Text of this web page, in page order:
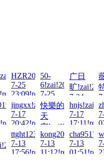
HZR20081223!zai!2026-
7-25
23:09!read!
50-
6!zai!2026-
7-25
07:59!read!
广日
旷
7-24
jingxx!zai!2026-
7-17
20:42!read!
快樂的
天
空!zai!2026-
7-17
20:11!read!
7-17
ttght123456!zai!2026-
7-13
17:56!read!
kong20!zai!2026-
7-13
11:12!read!
7-13